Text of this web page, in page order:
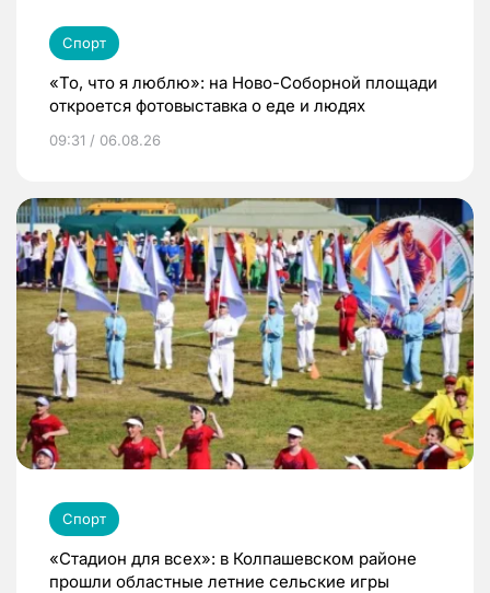
Спорт
«То, что я люблю»: на Ново-Соборной площади
откроется фотовыставка о еде и людях
09:31 / 06.08.26
Спорт
«Стадион для всех»: в Колпашевском районе
прошли областные летние сельские игры